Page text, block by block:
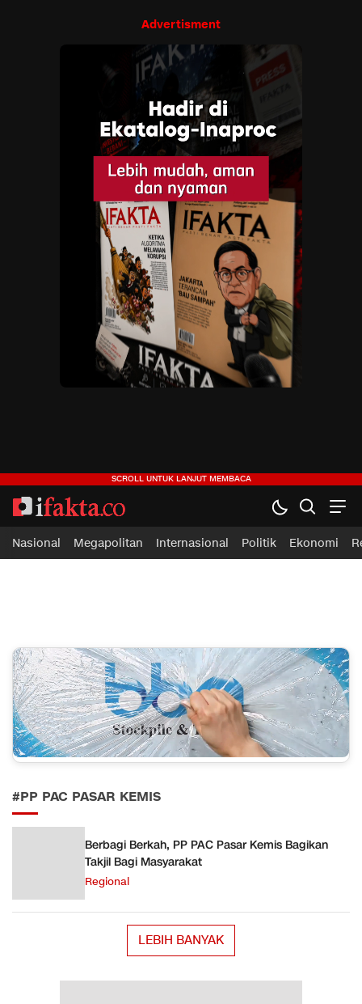
Advertisment
ifakta.co
#pastibenar
Nasional Megapolitan Internasional Politik Ekonomi
#PP PAC PASAR KEMIS
Berbagi Berkah, PP PAC Pasar Kemis Bagikan
Takjil Bagi Masyarakat
Regional
LEBIH BANYAK